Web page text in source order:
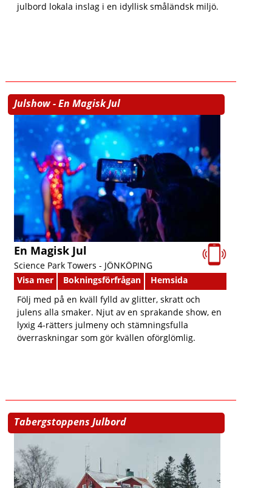
julbord lokala inslag i en idyllisk småländsk miljö.
Julshow - En Magisk Jul
En Magisk Jul
Science Park Towers - JÖNKÖPING
Visa mer
Bokningsförfrågan
Hemsida
Följ med på en kväll fylld av glitter, skratt och
julens alla smaker. Njut av en sprakande show, en
lyxig 4-rätters julmeny och stämningsfulla
överraskningar som gör kvällen oförglömlig.
Tabergstoppens Julbord